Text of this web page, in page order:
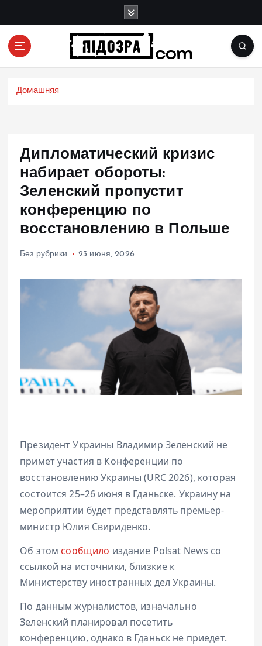
Подозрения и факты преступных действий в
Домашняя
Дипломатический кризис
набирает обороты:
Зеленский пропустит
конференцию по
восстановлению в Польше
Без рубрики 23 июня, 2026
Президент Украины Владимир Зеленский не
примет участия в Конференции по
восстановлению Украины (URC 2026), которая
состоится 25–26 июня в Гданьске. Украину на
мероприятии будет представлять премьер-
министр Юлия Свириденко.
Об этом сообщило издание Polsat News со
ссылкой на источники, близкие к
Министерству иностранных дел Украины.
По данным журналистов, изначально
Зеленский планировал посетить
конференцию, однако в Гданьск не приедет.